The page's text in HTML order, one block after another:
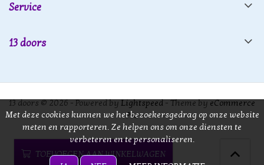
TOEVOEGEN AAN WINKELWAGEN
Service
13 doors
13 doors © 2026 - Powered by Lightspeed - Theme by eCommerce
Pro
Met deze cookies kunnen we het bezoekersgedrag op onze website
meten en rapporteren. Ze helpen ons om onze diensten te
verbeteren en te personaliseren.